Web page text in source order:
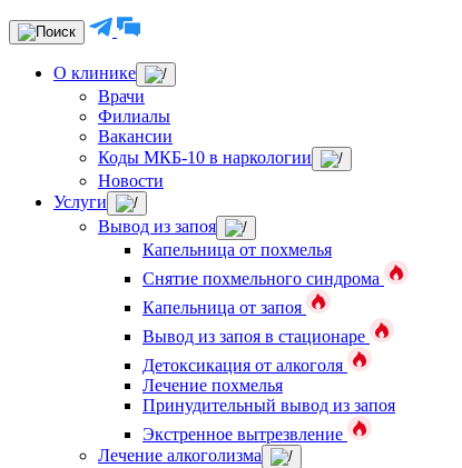
О клинике
Врачи
Филиалы
Вакансии
Коды МКБ-10 в наркологии
Новости
Услуги
Вывод из запоя
Капельница от похмелья
Снятие похмельного синдрома
Капельница от запоя
Вывод из запоя в стационаре
Детоксикация от алкоголя
Лечение похмелья
Принудительный вывод из запоя
Экстренное вытрезвление
Лечение алкоголизма